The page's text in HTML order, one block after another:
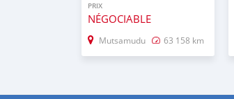
PRIX
NÉGOCIABLE
Mutsamudu 63 158 km